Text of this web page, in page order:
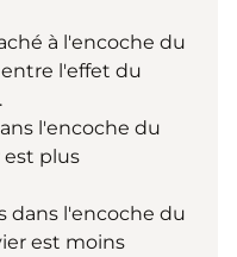
à l'encoche du
l'effet du
l'encoche du
est plus
dans l'encoche du
est moins